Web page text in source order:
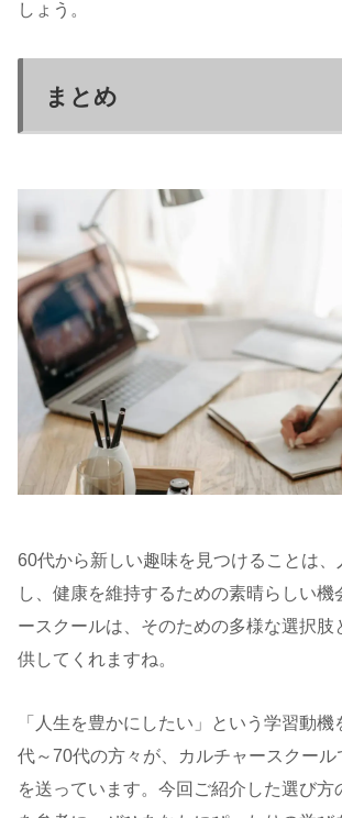
しょう。
まとめ
60代から新しい趣味を見つけることは、
し、健康を維持するための素晴らしい機
ースクールは、そのための多様な選択肢
供してくれますね。
「人生を豊かにしたい」という学習動
代～70代の方々が、カルチャースクール
を送っています。今回ご紹介した選び方